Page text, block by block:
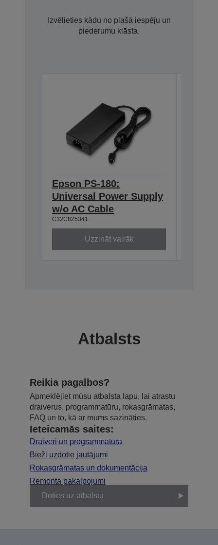
Izvēlieties kādu no plašā iespēju un
piederumu klāsta.
Epson PS-180:
Universal Power Supply
w/o AC Cable
C32C825341
Uzzināt vairāk
Atbalsts
Reikia pagalbos?
Apmeklējiet mūsu atbalsta lapu, lai atrastu
draiverus, programmatūru, rokasgrāmatas,
FAQ un to, kā ar mums sazināties.
Ieteicamās saites:
Draiveri un programmatūra
Bieži uzdotie jautājumi
Rokasgrāmatas un dokumentācija
Remonta pakalpojumi
Doties uz atbalstu